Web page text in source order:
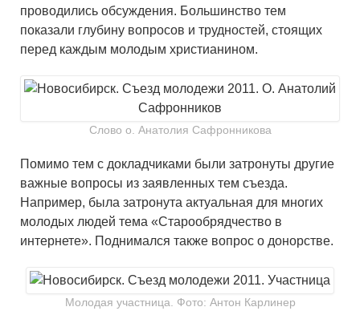
проводились обсуждения. Большинство тем
показали глубину вопросов и трудностей, стоящих
перед каждым молодым христианином.
Слово о. Анатолия Сафронникова
Помимо тем с докладчиками были затронуты другие
важные вопросы из заявленных тем съезда.
Например, была затронута актуальная для многих
молодых людей тема «Старообрядчество в
интернете». Поднимался также вопрос о донорстве.
Молодая участница. Фото: Антон Карлинер